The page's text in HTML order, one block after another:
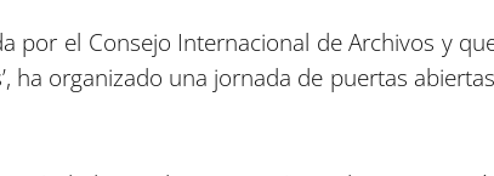
por el Consejo Internacional de Archivos y
ha organizado una jornada de puertas